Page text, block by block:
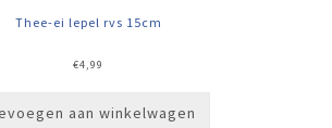
Thee-ei lepel rvs 15cm
€4,99
aan winkelwagen